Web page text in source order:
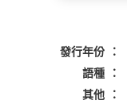
發行年份
語種
其他